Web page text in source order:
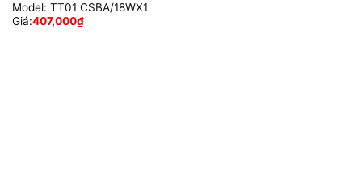
Model: TT01 CSBA/18WX1
Giá:407,000₫